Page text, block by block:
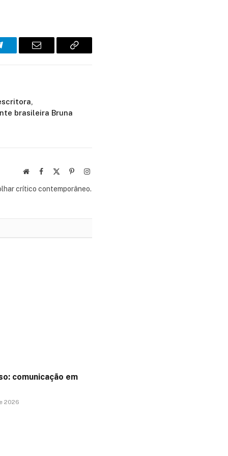
E-
Copiar
brasileira Bruna
Site Facebook PinterestInstagram
crítico contemporâneo.
comunicação em
2026